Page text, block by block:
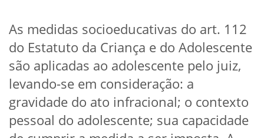
As medidas socioeducativas do art. 112
do Estatuto da Criança e do Adolescente
são aplicadas ao adolescente pelo juiz,
levando-se em consideração: a
gravidade do ato infracional; o contexto
pessoal do adolescente; sua capacidade